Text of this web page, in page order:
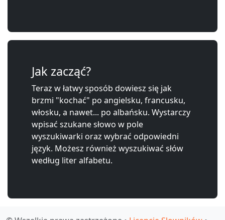
Jak zacząć?
Teraz w łatwy sposób dowiesz się jak
brzmi "kochać" po angielsku, francusku,
włosku, a nawet... po albańsku. Wystarczy
wpisać szukane słowo w pole
wyszukiwarki oraz wybrać odpowiedni
język. Możesz również wyszukiwać słów
według liter alfabetu.